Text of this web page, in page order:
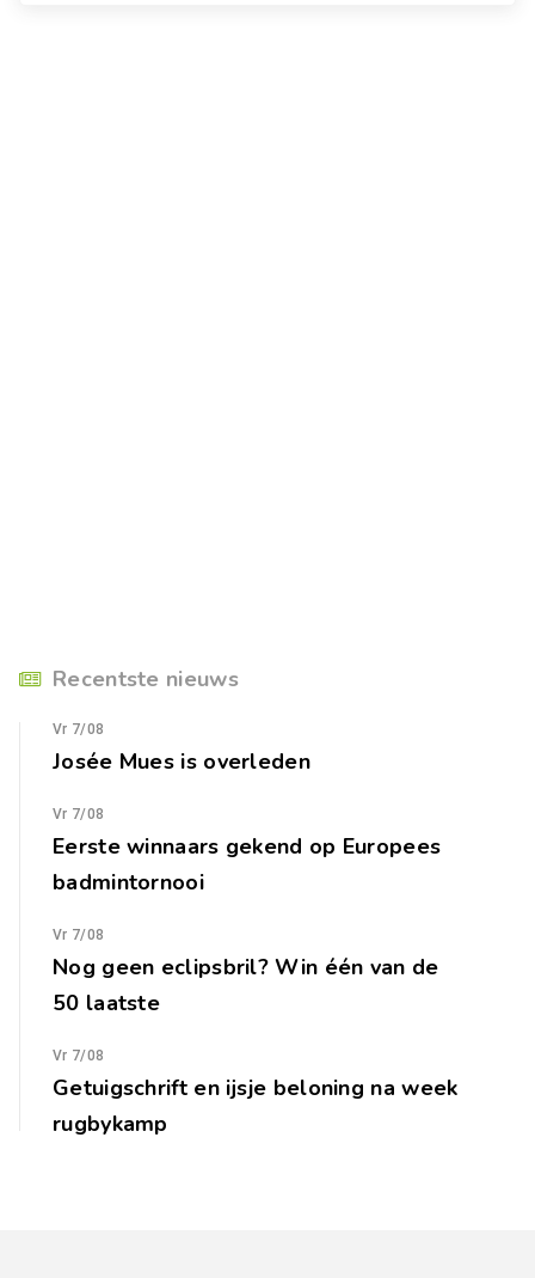
Recentste nieuws
Vr 7/08
Josée Mues is overleden
Vr 7/08
Eerste winnaars gekend op Europees
badmintornooi
Vr 7/08
Nog geen eclipsbril? Win één van de
50 laatste
Vr 7/08
Getuigschrift en ijsje beloning na week
rugbykamp